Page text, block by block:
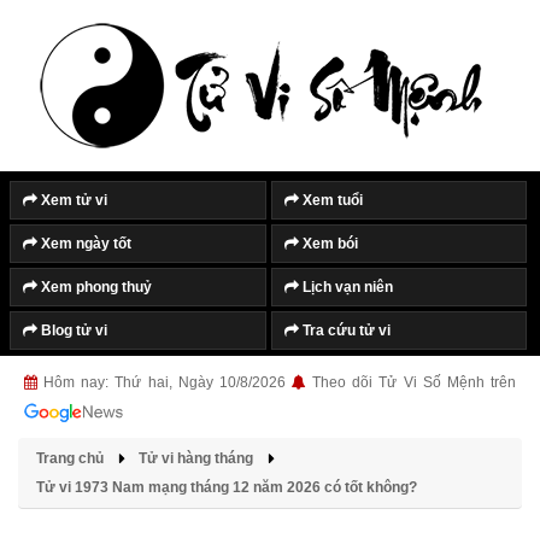
Xem tử vi Xem tuổi
Xem ngày tốt Xem bói
Xem phong thuỷ Lịch vạn niên
Blog tử vi Tra cứu tử vi
Hôm nay: Thứ hai, Ngày 10/8/2026 Theo dõi Tử Vi Số Mệnh trên
Trang chủ
Tử vi hàng tháng
Tử vi 1973 Nam mạng tháng 12 năm 2026 có tốt không?